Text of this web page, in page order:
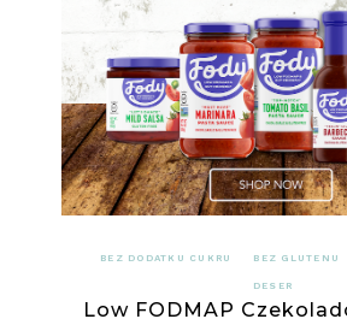
BEZ DODATKU CUKRU BEZ GLUTENU
DESER
Low FODMAP